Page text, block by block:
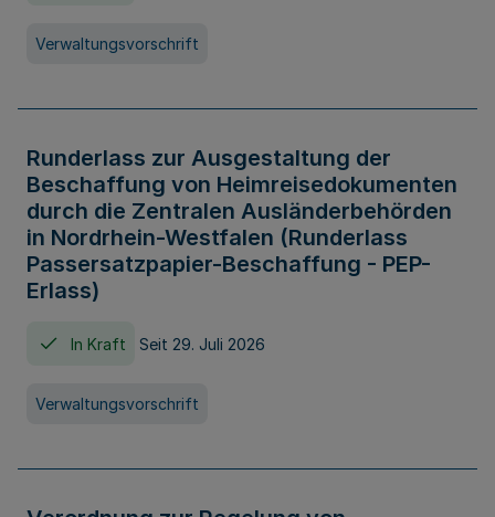
Verwaltungsvorschrift
Runderlass zur Ausgestaltung der
Beschaffung von Heimreisedokumenten
durch die Zentralen Ausländerbehörden
in Nordrhein-Westfalen (Runderlass
Passersatzpapier-Beschaffung - PEP-
Erlass)
In Kraft Seit 29. Juli 2026
Verwaltungsvorschrift